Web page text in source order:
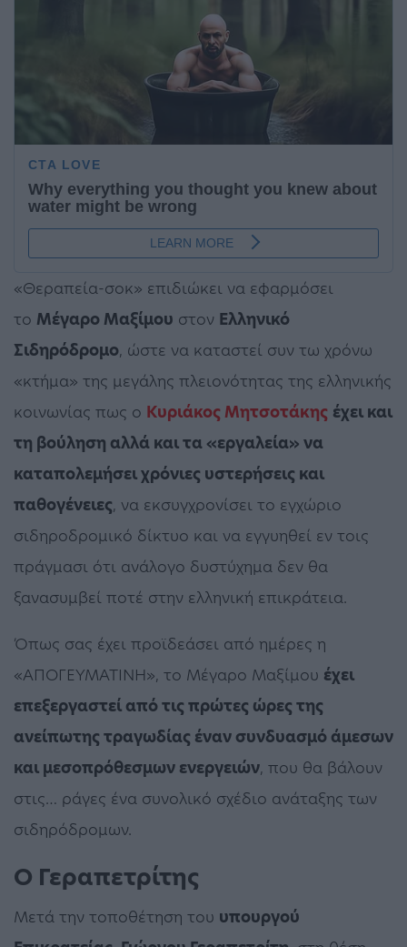
«Θεραπεία-σοκ» επιδιώκει να εφαρμόσει
το Μέγαρο Μαξίμου στον Ελληνικό
Σιδηρόδρομο, ώστε να καταστεί συν τω χρόνω
«κτήμα» της μεγάλης πλειονότητας της ελληνικής
κοινωνίας πως ο Κυριάκος Μητσοτάκης έχει και
τη βούληση αλλά και τα «εργαλεία» να
καταπολεμήσει χρόνιες υστερήσεις και
παθογένειες, να εκσυγχρονίσει το εγχώριο
σιδηροδρομικό δίκτυο και να εγγυηθεί εν τοις
πράγμασι ότι ανάλογο δυστύχημα δεν θα
ξανασυμβεί ποτέ στην ελληνική επικράτεια.
Όπως σας έχει προϊδεάσει από ημέρες η
«ΑΠΟΓΕΥΜΑΤΙΝΗ», το Μέγαρο Μαξίμου έχει
επεξεργαστεί από τις πρώτες ώρες της
ανείπωτης τραγωδίας έναν συνδυασμό άμεσων
και μεσοπρόθεσμων ενεργειών, που θα βάλουν
στις… ράγες ένα συνολικό σχέδιο ανάταξης των
σιδηρόδρομων.
Ο Γεραπετρίτης
Μετά την τοποθέτηση του υπουργού